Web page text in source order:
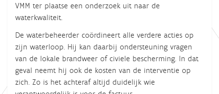
VMM ter plaatse een onderzoek uit naar de
waterkwaliteit.
De waterbeheerder coördineert alle verdere acties op
zijn waterloop. Hij kan daarbij ondersteuning vragen
van de lokale brandweer of civiele bescherming. In dat
geval neemt hij ook de kosten van de interventie op
zich. Zo is het achteraf altijd duidelijk wie